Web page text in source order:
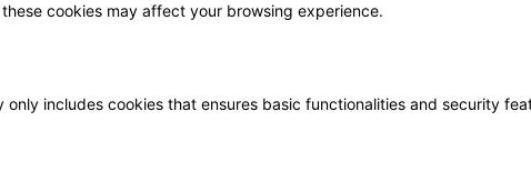
cookies may affect your browsing experience.
includes cookies that ensures basic functionalities and security